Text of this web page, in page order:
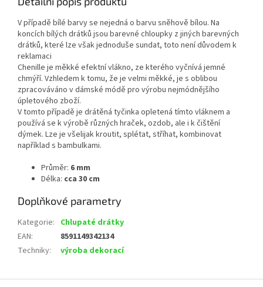
V případě bílé barvy se nejedná o barvu sněhově bílou. Na
koncích bílých drátků jsou barevné chloupky z jiných barevných
drátků, které lze však jednoduše sundat, toto není důvodem k
reklamaci
Chenille je měkké efektní vlákno, ze kterého vyčnívá jemné
chmýří. Vzhledem k tomu, že je velmi měkké, je s oblibou
zpracováváno v dámské módě pro výrobu nejmódnějšího
úpletového zboží.
V tomto případě je drátěná tyčinka opletená tímto vláknem a
používá se k výrobě různých hraček, ozdob, ale i k čištění
dýmek. Lze je všelijak kroutit, splétat, stříhat, kombinovat
například s bambulkami.
Průměr: 6 mm
Délka: cca 30 cm
Doplňkové parametry
Kategorie: Chlupaté drátky
EAN:
8591149342134
Techniky: výroba dekorací